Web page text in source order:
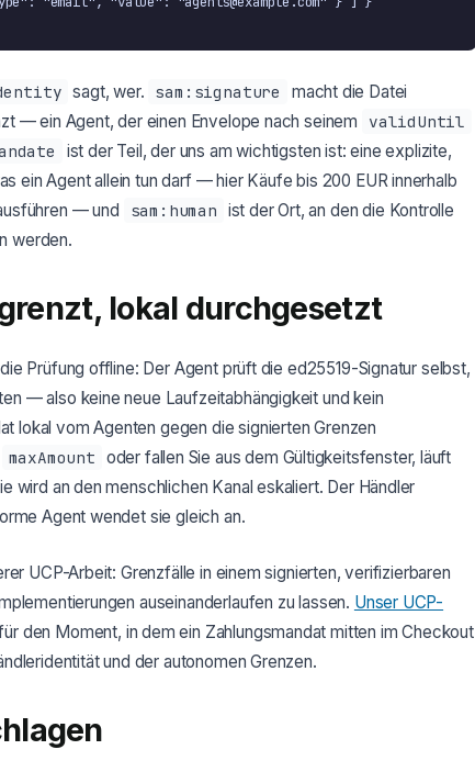
sagt, wer. sam:signature
macht die Datei
— ein Agent, der einen Envelope nach seinem
validUntil
ist der Teil, der uns am wichtigsten ist: eine explizite,
ein Agent allein tun darf — hier Käufe bis 200 EUR innerhalb
— und
sam:human ist der Ort, an den die Kontrolle
werden.
lokal durchgesetzt
Prüfung offline: Der Agent prüft die ed25519-Signatur selbst,
— also keine neue Laufzeitabhängigkeit und kein
lokal vom Agenten gegen die signierten Grenzen
maxAmount oder fallen Sie aus dem Gültigkeitsfenster, läuft
wird an den menschlichen Kanal eskaliert. Der Händler
Agent wendet sie gleich an.
UCP-Arbeit: Grenzfälle in einem signierten, verifizierbaren
auseinanderlaufen zu lassen. Unser UCP-
den Moment, in dem ein Zahlungsmandat mitten im Checkout
und der autonomen Grenzen.